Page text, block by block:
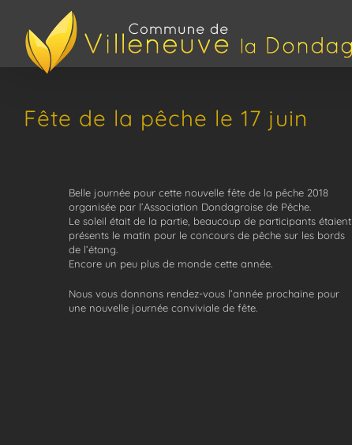
contenu
Fête de la pêche le 17 juin
Belle journée pour cette nouvelle fête de la pêche 2018
organisée par l’Association Dondagroise de Pêche.
Le soleil était de la partie, beaucoup de participants étaient
présents le matin pour le concours de pêche sur les bords
de l’étang.
Encore un peu plus de monde cette année.
Nous vous donnons rendez-vous l’année prochaine pour
une nouvelle journée conviviale de fête.